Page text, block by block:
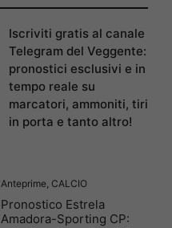
Iscriviti gratis al canale
Telegram del Veggente:
pronostici esclusivi e in
tempo reale su
marcatori, ammoniti, tiri
in porta e tanto altro!
Anteprime, CALCIO
Pronostico Estrela
Amadora-Sporting CP: